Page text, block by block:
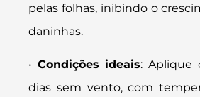
pelas folhas, inibindo o
daninhas.
• Condições ideais: Aplique
dias sem vento, com